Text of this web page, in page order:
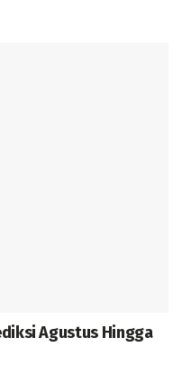
Agustus Hingga